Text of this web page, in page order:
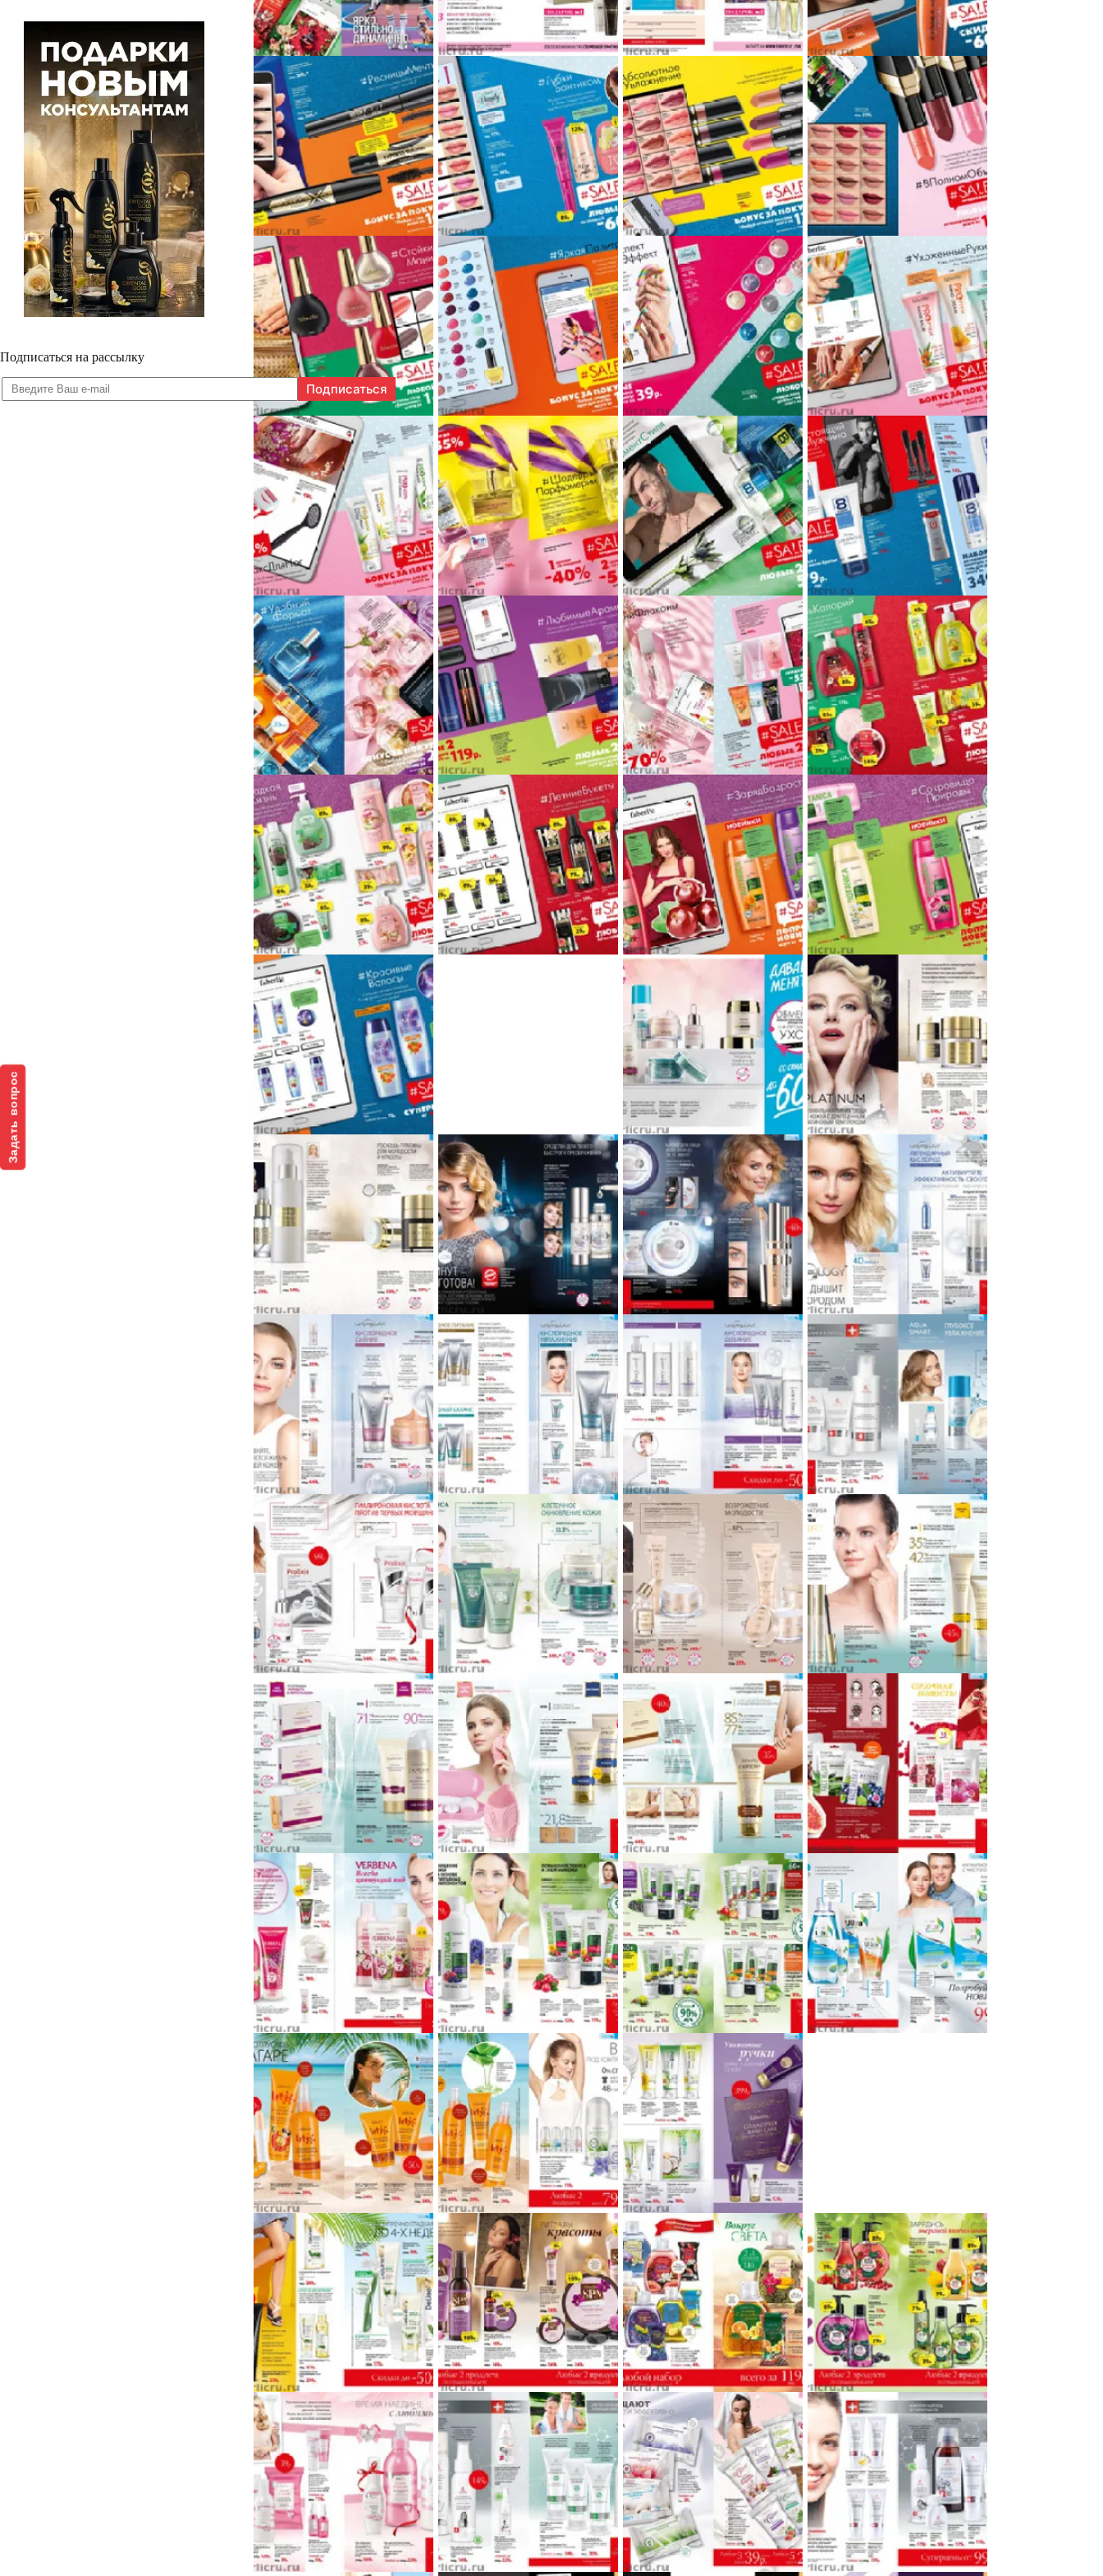
Подписаться на рассылку
Задать вопрос